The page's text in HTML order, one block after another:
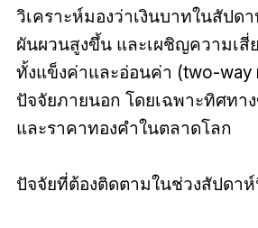
วิเคราะห์มองว่าเงินบาทในสัปด
ผันผวนสูงขึ้น และเผชิญความเสี่
ทั้งแข็งค่าและอ่อนค่า (two-way
ปัจจัยภายนอก โดยเฉพาะทิศทา
และราคาทองคำในตลาดโลก
ปัจจัยที่ต้องติดตามในช่วงสัปดา